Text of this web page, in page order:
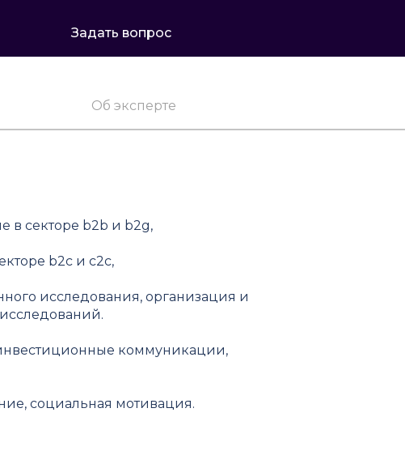
Задать вопрос
Об эксперте
секторе b2b и b2g,
b2c и c2c,
исследования, организация и
коммуникации,
социальная мотивация.